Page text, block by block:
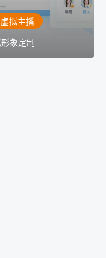
拟主播
象定制